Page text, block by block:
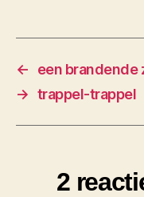
←
een brandende
→ trappel-trappel
2